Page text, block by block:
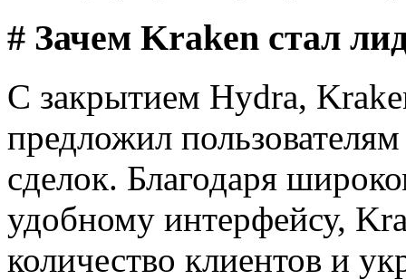
# Зачем Kraken стал
С закрытием Hydra,
предложил
сделок. Благодаря
удобному интерфейсу,
количество клиентов и